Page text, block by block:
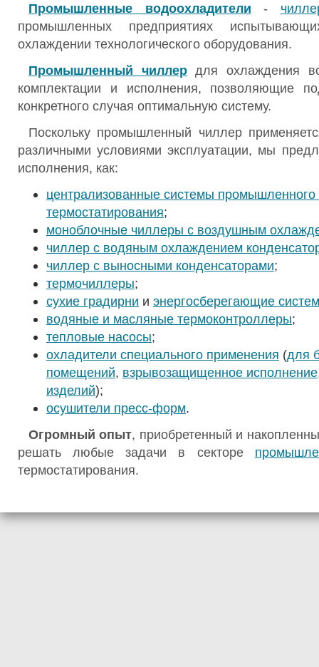
Промышленные водоохладители -
промышленных предприятиях
охлаждении технологического оборудования.
Промышленный чиллердля охлаждения
комплектации и исполнения, позволяющие
конкретного случая оптимальную систему.
Поскольку промышленный чиллер
различными условиями эксплуатации, мы
исполнения, как:
централизованные системы
термостатирования;
моноблочные чиллеры с воздушным
чиллер с водяным охлаждением
чиллер с выносными конденсаторами;
термочиллеры;
сухие градирни и энергосберегающие
водяные и масляные термоконтроллеры;
тепловые насосы;
охладители специального применения (для
помещений, взрывозащищенное исполнение
изделий);
осушители пресс-форм.
Огромный опыт, приобретенный и
решать любые задачи в секторе
термостатирования.